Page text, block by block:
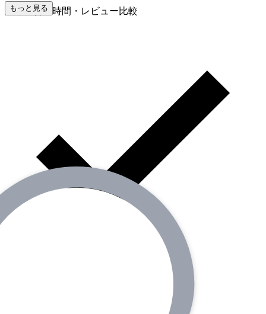
もっと見る
距離・営業時間・レビュー比較